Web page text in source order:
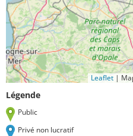
Leaflet |
Légende
Public
Privé non lucratif